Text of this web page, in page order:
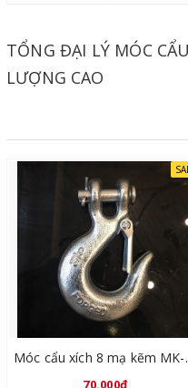
TỔNG ĐẠI LÝ MÓC
LƯỢNG CAO
Móc
70.000₫